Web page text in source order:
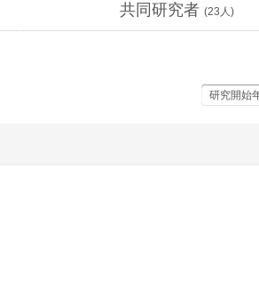
共同研究者 (23 人)